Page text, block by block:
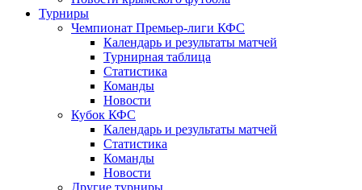
Турниры
Чемпионат Премьер-лиги КФС
Календарь и результаты матчей
Турнирная таблица
Статистика
Команды
Новости
Кубок КФС
Календарь и результаты матчей
Статистика
Команды
Новости
Другие турниры